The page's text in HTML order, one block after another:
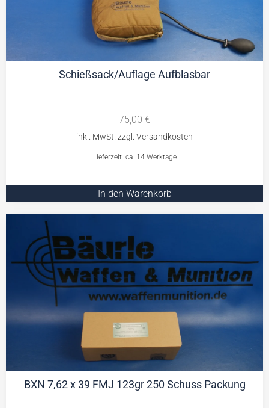
Schießsack/Auflage Aufblasbar
75,00 €
Lieferzeit: ca. 14 Werktage
In den Warenkorb
BXN 7,62 x 39 FMJ 123gr 250 Schuss Packung